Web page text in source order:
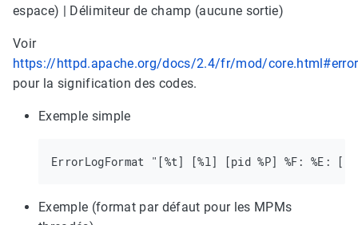
espace) | Délimiteur de champ (aucune sortie)
Voir
https://httpd.apache.org/docs/2.4/fr/mod/
pour la signification des codes.
Exemple simple
Exemple (format par défaut pour les MPMs